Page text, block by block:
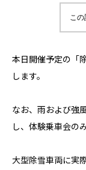
こ
本日開催予定の「
します。
なお、雨および強
し、体験乗車会の
大型除雪車両に実